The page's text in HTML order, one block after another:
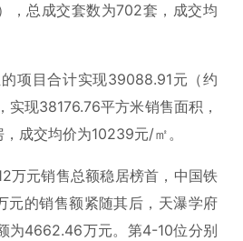
，总成交套数为702套，成交均
项目合计实现39088.91元（约
现38176.76平方米销售面积，
成交均价为10239元/㎡。
万元销售总额稳居榜首，中国铁
元的销售额紧随其后，天瀑学府
为4662.46万元。第4-10位分别